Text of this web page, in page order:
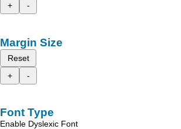
+
-
Margin Size
Reset
+
-
Font Type
Enable Dyslexic Font